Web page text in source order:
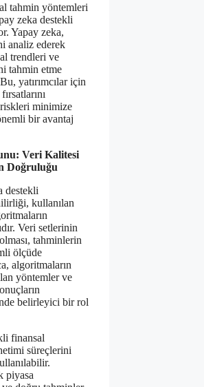
tahmin yöntemleri
zeka destekli
Yapay zeka,
analiz ederek
trendleri ve
tahmin etme
yatırımcılar için
minimize
bir avantaj
Veri Kalitesi
Doğruluğu
destekli
kullanılan
Veri setlerinin
tahminlerin
ölçüde
algoritmaların
yöntemler ve
belirleyici bir rol
finansal
süreçlerini
piyasa